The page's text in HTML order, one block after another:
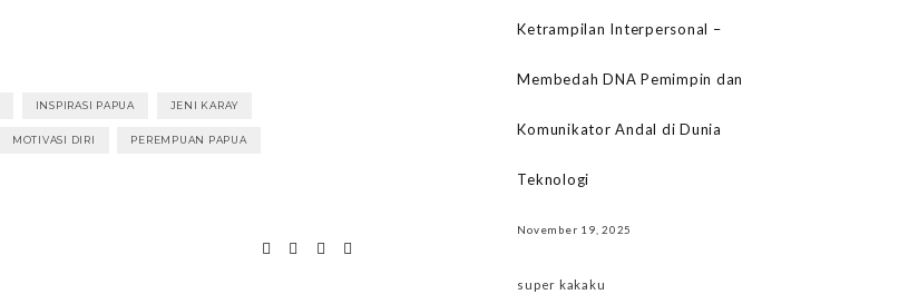
INSPIRASI PAPUA JENI KARAY
MOTIVASI DIRI PEREMPUAN PAPUA
Ketrampilan Interpersonal –
Membedah DNA Pemimpin dan
Komunikator Andal di Dunia
Teknologi
November 19, 2025
super kakaku